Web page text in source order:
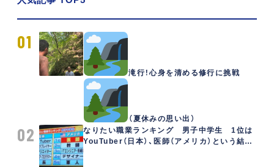
01
滝行！心身を清める修行に挑戦
（夏休みの思い出）
02
なりたい職業ランキング 男子中学生 1位は
YouTuber（日本）、医師（アメリカ）という結